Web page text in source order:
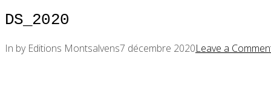
DS_2020
In by Editions Montsalvens7 décembre 2020Leave a